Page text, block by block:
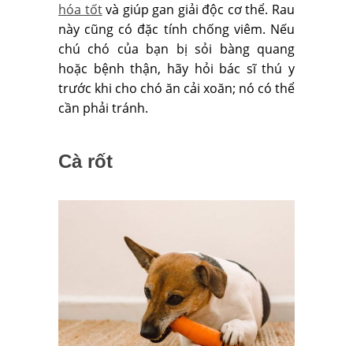
hóa tốtvà giúp gan giải độc cơ thể. Rau
này cũng có đặc tính chống viêm. Nếu
chú chó của bạn bị sỏi bàng quang
hoặc bệnh thận, hãy hỏi bác sĩ thú y
trước khi cho chó ăn cải xoăn; nó có thể
cần phải tránh.
Cà rốt